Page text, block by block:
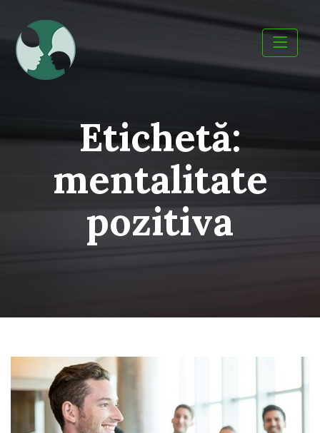
content
Etichetă:
mentalitate
pozitiva